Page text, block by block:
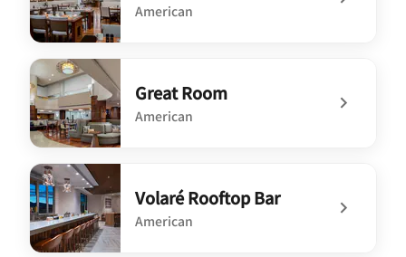
American
undefined Cielo Sandia
Great Room
American
undefined Great Room
Volaré Rooftop Bar
American